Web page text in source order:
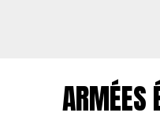
ARMÉES